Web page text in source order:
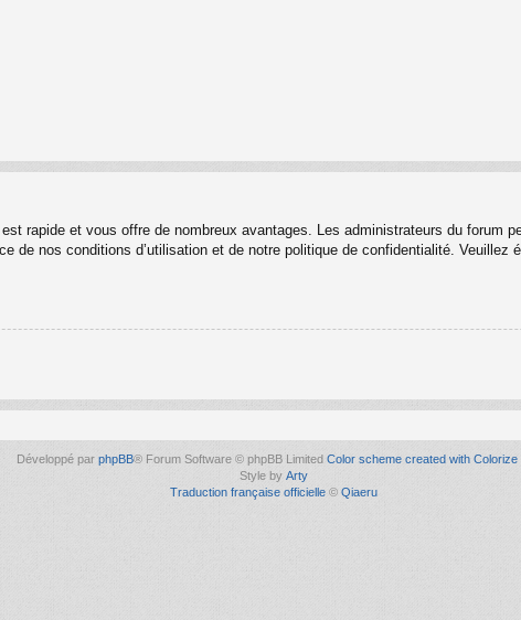
rapide et vous offre de nombreux avantages. Les administrateurs du forum
de nos conditions d’utilisation et de notre politique de confidentialité.
Développé par phpBB® Forum Software © phpBB Limited Color scheme created with Colorize
Style by Arty
Traduction française officielle © Qiaeru